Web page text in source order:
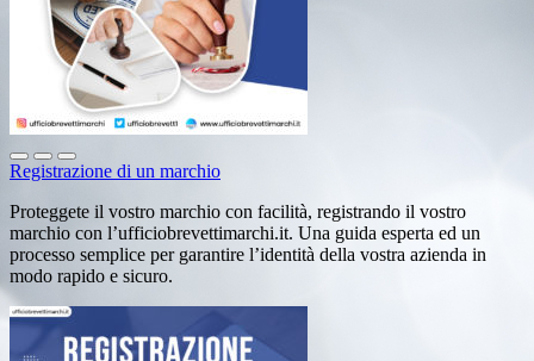
Registrazione di un marchio
Proteggete il vostro marchio con facilità, registrando il vostro
marchio con l’ufficiobrevettimarchi.it. Una guida esperta ed un
processo semplice per garantire l’identità della vostra azienda in
modo rapido e sicuro.